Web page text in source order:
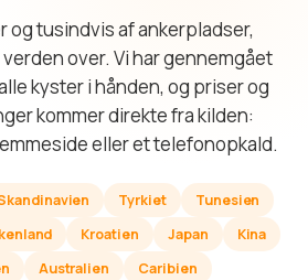
og tusindvis af ankerpladser,
over. Vi har gennemgået
kyster i hånden, og priser og
kommer direkte fra kilden:
eller et telefonopkald.
Tyrkiet
Tunesien
Kroatien Japan
Kina
Australien
Caribien